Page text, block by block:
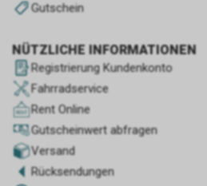
Gutschein
NÜTZLICHE INFORMATIONEN
Registrierung Kundenkonto
Fahrradservice
Rent Online
Gutscheinwert abfragen
Versand
Rücksendungen